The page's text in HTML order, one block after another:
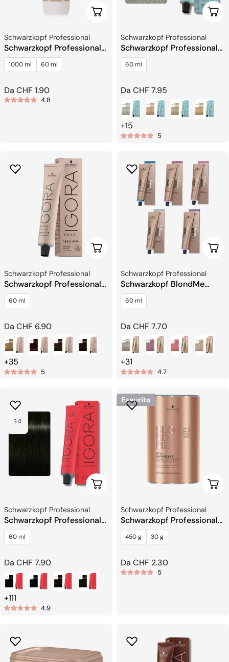
Scegli Le Opzioni
Venditore:
Schwarzkopf Professional
Schwarzkopf Professional
BlondMe Premium
Sviluppatore
1000 ml 60 ml
Prezzo
regolare
Da CHF 1.90
4.8
Venditore:
Schwarzkopf Professional
Schwarzkopf Professional
Igora Royal Highlifts Colore
dei Capelli
60 ml
Prezzo
regolare
Da CHF 7.95
+15
5
Scegli Le Opzioni
Venditore:
Schwarzkopf Professional
Schwarzkopf Professional
Igora Royal Crema
Colorata
60 ml
Prezzo
regolare
Da CHF 6.90
+35
5
Venditore:
Schwarzkopf Professional
Schwarzkopf BlondMe
Decolorazione Bond
Enforcing
60 ml
Prezzo
regolare
Da CHF 7.70
+31
4.7
Scegli Le Opzioni
Venditore:
Schwarzkopf Professional
Schwarzkopf Professional
Igora Royal Tinte
Permanenti per Capelli
60 ml
Prezzo
regolare
Da CHF 7.90
+111
4.9
Esaurito
Venditore:
Schwarzkopf Professional
Schwarzkopf Professional
BLONDME BOND
ENFORCING Schiarente
450 g 30 g
Prezzo
regolare
Da CHF 2.30
5